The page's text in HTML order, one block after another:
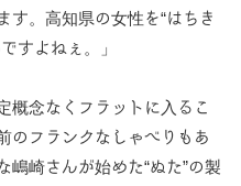
す。高知県の女性を“はちき
すよねぇ。」
概念なくフラットに入るこ
のフランクなしゃべりもあ
嶋崎さんが始めた“ぬた”の製